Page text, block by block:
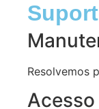
Resolvemos
Acesso